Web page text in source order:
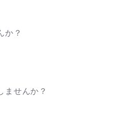
か？
ませんか？